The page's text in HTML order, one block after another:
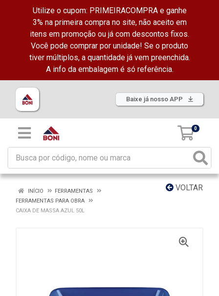
Utilize o cupom: PRIMEIRACOMPRA e ganhe
3% na primeira compra no site, não aceito em
itens em promoção ou já com descontos fixos.
Você pode comprar por unidade! Se o produto
tiver múltiplos, a quantidade já vem preenchida.
A info da embalagem é só referência.
Baixe já nosso APP
0
VOLTAR
INÍCIO
FERRAMENTAS
FERRAMENTAS PARA OBRA
CAIXA DE MASSA AZUL 50L